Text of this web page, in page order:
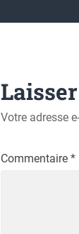
Votre adresse
Commentaire *